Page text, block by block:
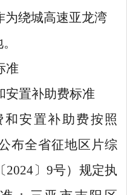
为绕城高速亚龙湾
准
安置补助费标准
安置补助费按照
布全省征地区片综
2024〕 9号）规定执